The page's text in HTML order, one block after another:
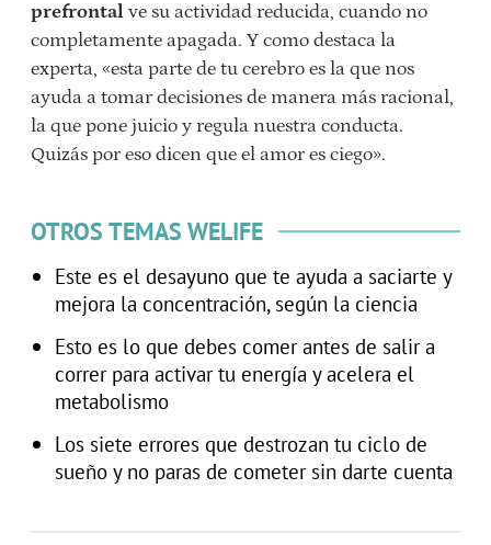
prefrontal ve su actividad reducida, cuando no
completamente apagada. Y como destaca la
experta, «esta parte de tu cerebro es la que nos
ayuda a tomar decisiones de manera más racional,
la que pone juicio y regula nuestra conducta.
Quizás por eso dicen que el amor es ciego».
OTROS TEMAS WELIFE
Este es el desayuno que te ayuda a saciarte y
mejora la concentración, según la ciencia
Esto es lo que debes comer antes de salir a
correr para activar tu energía y acelera el
metabolismo
Los siete errores que destrozan tu ciclo de
sueño y no paras de cometer sin darte cuenta